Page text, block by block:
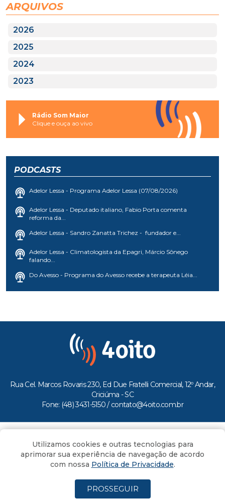
ARQUIVOS
2026
2025
2024
2023
Rádio Som Maior
Clique e ouça ao vivo
PODCASTS
Adelor Lessa - Programa Adelor Lessa (07/08/2026)
Adelor Lessa - Deputado italiano, Fabio Porta comenta
reforma da...
Adelor Lessa - Sandro Zanatta Trichez - fundador e...
Adelor Lessa - Climatologista da Epagri, Márcio Sônego
falando...
Do Avesso - Programa do Avesso recebe a terapeuta Léia...
Rua Cel. Marcos Rovaris 230, Ed Due Fratelli Comercial, 12º Andar,
Criciúma - SC
Fone: (48) 3431-5150 / contato@4oito.com.br
Todos os direitos reservados ao Portal 4oito
Utilizamos cookies e outras tecnologias para
aprimorar sua experiência de navegação de acordo
com nossa Política de Privacidade.
PROSSEGUIR